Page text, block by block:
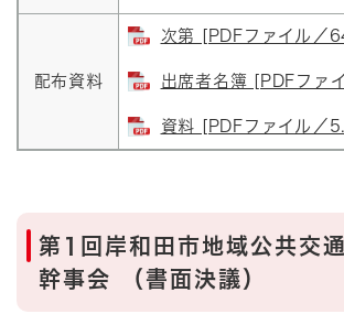
配布資料
次第 [PDFファイル／
出席者名簿 [PDFファ
資料 [PDFファイル／
第1回岸和田市地域公共
幹事会 （書面決議）